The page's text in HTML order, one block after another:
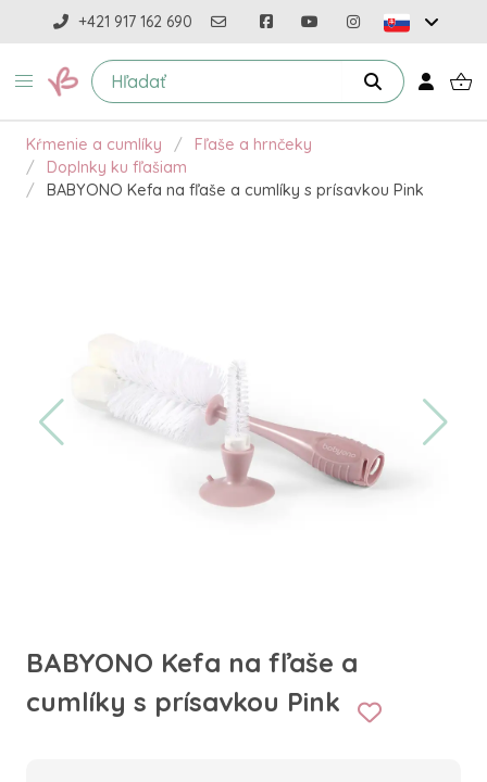
+421 917 162 690
Kŕmenie a cumlíky
Fľaše a hrnčeky
Doplnky ku fľašiam
BABYONO Kefa na fľaše a cumlíky s prísavkou Pink
BABYONO Kefa na fľaše a
cumlíky s prísavkou Pink